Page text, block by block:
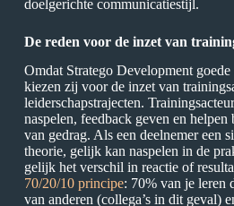
doelgerichte communicatiestijl.
De reden voor de inzet van
Omdat Stratego Development
kiezen zij voor de inzet van
leiderschapstrajecten.
naspelen, feedback geven en
van gedrag. Als een deelnemer een
theorie, gelijk kan naspelen in de
gelijk het verschil in reactie of
70/20/10 principe: 70% van je leren
van anderen (collega’s in dit geval)